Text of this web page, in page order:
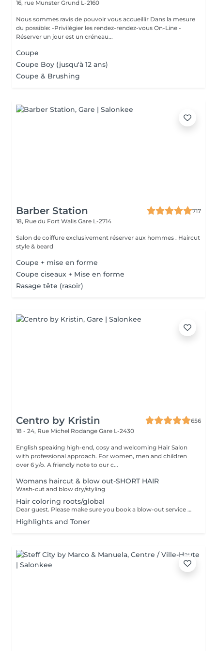
16, rue Munster Grund L-2160
Nous sommes ravis de pouvoir vous accueillir Dans la mesure
du possible: -Privilégier les rendez-rendez-vous On-Line -
Réserver un jour est un créneau...
Coupe
Coupe Boy (jusqu'à 12 ans)
Coupe & Brushing
Barber Station
717
18, Rue du Fort Walis Gare L-2714
Salon de coiffure exclusivement réserver aux hommes . Haircut
style & beard
Coupe + mise en forme
Coupe ciseaux + Mise en forme
Rasage tête (rasoir)
Centro by Kristin
656
18 - 24, Rue Michel Rodange Gare L-2430
English speaking high-end, cosy and welcoming Hair Salon
with professional approach. For women, men and children
over 6 y/o. A friendly note to our c...
Womans haircut & blow out-SHORT HAIR
Wash-cut and blow dry/styling
Hair coloring roots/global
Dear guest. Please make sure you book a blow-out service after your color service, that is additional 30 minutes to the total service. Thank you for understanding. Team Centro
Highlights and Toner